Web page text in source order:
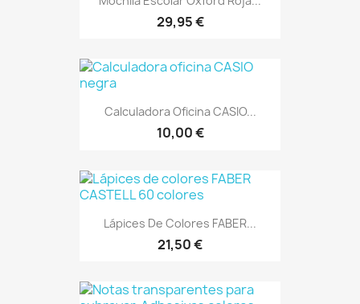
29,95 €
Calculadora Oficina CASIO...
10,00 €
Lápices De Colores FABER...
21,50 €